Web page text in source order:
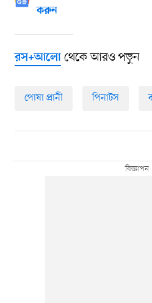
করুন
রস+আলোথেকে আরও পড়ুন
পোষা প্রানী পিনাটস